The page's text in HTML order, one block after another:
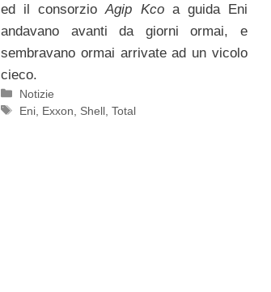
ed il consorzioAgip Kcoa guida Eni
andavano avanti da giorni ormai, e
sembravano ormai arrivate ad un vicolo
cieco.
Categorie
Notizie
Tag
Eni Exxon Shell ,Total